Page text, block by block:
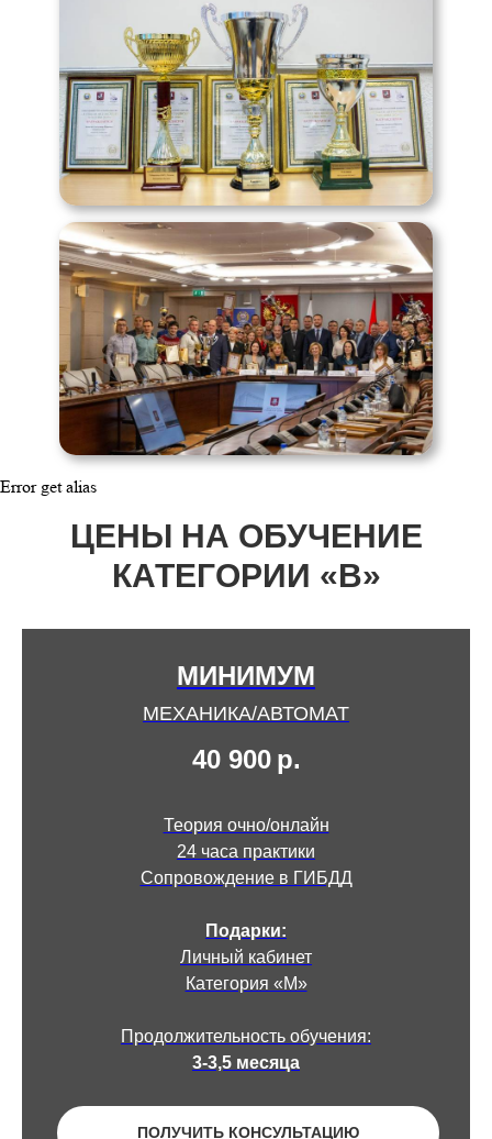
Error get alias
ЦЕНЫ НА ОБУЧЕНИЕ
КАТЕГОРИИ «В»
МИНИМУМ
МЕХАНИКА/АВТОМАТ
40 900 р.
Теория очно/онлайн
24 часа практики
Сопровождение в ГИБДД
Подарки:
Личный кабинет
Категория «М»
Продолжительность обучения:
3-3,5 месяца
ПОЛУЧИТЬ КОНСУЛЬТАЦИЮ